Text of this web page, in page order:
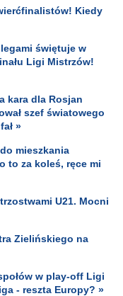
Kiedy
świętuje w
Ligi Mistrzów!
kara dla Rosjan
szef światowego
»
mieszkania
to za koleś, ręce mi
U21. Mocni
Zielińskiego na
w play-off Ligi
- reszta Europy? »